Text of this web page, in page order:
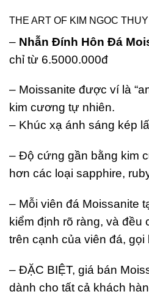
THE ART OF KIM NGOC THUY
– Nhẫn Đính Hôn Đá
chỉ từ 6.5000.000đ
– Moissanite được ví là
kim cương tự nhiên.
– Khúc xạ ánh sáng kép
– Độ cứng gần bằng kim
hơn các loại sapphire,
– Mỗi viên đá Moissanite
kiểm định rõ ràng, và
trên cạnh của viên đá, gọi
– ĐẶC BIỆT, giá bán
dành cho tất cả khách